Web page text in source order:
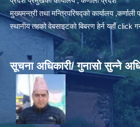
मुख्यमन्त्री तथा मन्त्रिपरिषद्को कार्यालय ,कर्णाली
स्थानीय तहको वेबसाइटको बिबरण हेर्न यहाँ click
सूचना अधिकारी/ गुनासो सुन्ने